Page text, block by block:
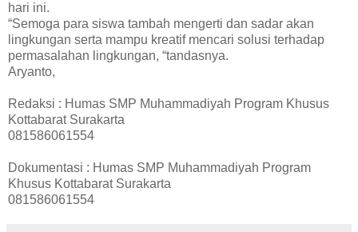
hari ini.
“Semoga para siswa tambah mengerti dan sadar akan
lingkungan serta mampu kreatif mencari solusi terhadap
permasalahan lingkungan, “tandasnya.
Aryanto,
Redaksi : Humas SMP Muhammadiyah Program Khusus
Kottabarat Surakarta
081586061554
Dokumentasi : Humas SMP Muhammadiyah Program
Khusus Kottabarat Surakarta
081586061554